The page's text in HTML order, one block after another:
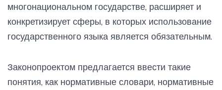
многонациональном государстве, расширяет и
конкретизирует сферы, в которых использование
государственного языка является обязательным.
Законопроектом предлагается ввести такие
понятия, как нормативные словари, нормативные